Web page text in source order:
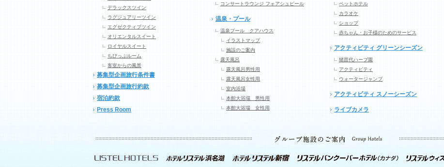
デラックスツイン
ラグジュアリーツイン
エグゼクティブツイン
オリエンタルスイート
ロイヤルスイート
ちびっぷルーム
客室からの風景
募集型企画旅行条件書
募集型企画旅行約款
宿泊約款
Press Room
コンサートラウンジ フォアシュピール
温泉・プール
温泉プール クアハウス
イラストマップ
施設のご案内
露天風呂
露天風呂男性用
露天風呂女性用
室内浴場
本館大浴場 男性用
本館大浴場 女性用
ペットホテル
カラオケ
ショップ
赤ちゃん・お子様のためのサービス
アクティビティ グリーンシーズン
猪苗代ハーブ園
アクティビティ
ウォータージャンプ
アクティビティ スノーシーズン
ライブカメラ